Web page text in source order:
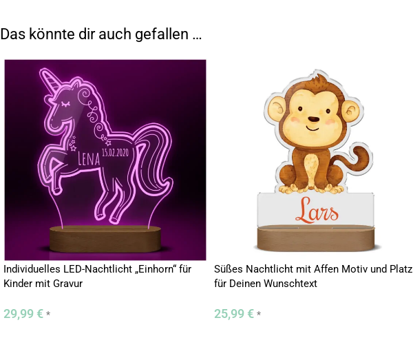
Das könnte dir auch gefallen …
Individuelles LED-Nachtlicht „Einhorn“ für
Kinder mit Gravur
29,99 € *
Süßes Nachtlicht mit Affen Motiv und Platz
für Deinen Wunschtext
25,99 € *